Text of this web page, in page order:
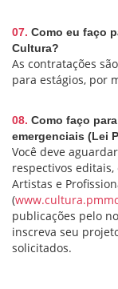
07. Como eu faço
Cultura?
As contratações
para estágios, por
08. Como faço
emergenciais (Lei
Você deve
respectivos
Artistas e
(
publicações pelo
inscreva seu
solicitados.